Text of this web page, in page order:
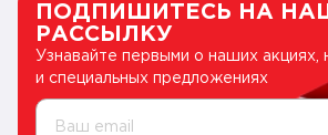
ПОДПИШИТЕСЬ НА
РАССЫЛКУ
Узнавайте первыми о наших акциях,
и специальных предложениях
Ваш email